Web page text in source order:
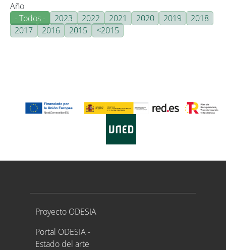
Año
- Todos -
2023 2022 2021 2020 2019
2018
2017
2016 2015 <2015
Proyecto ODESIA
Proyecto ODESIA
Portal ODESIA -
Estado del arte